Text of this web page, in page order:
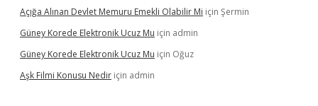
Açığa Alınan Devlet Memuru Emekli Olabilir Mi için Şermin
Güney Korede Elektronik Ucuz Mu için admin
Güney Korede Elektronik Ucuz Mu için Oğuz
Aşk Filmi Konusu Nedir için admin